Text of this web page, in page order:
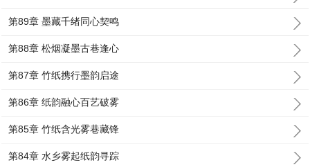
第89章 墨藏千绪同心契鸣
第88章 松烟凝墨古巷逢心
第87章 竹纸携行墨韵启途
第86章 纸韵融心百艺破雾
第85章 竹纸含光雾巷藏锋
第84章 水乡雾起纸韵寻踪